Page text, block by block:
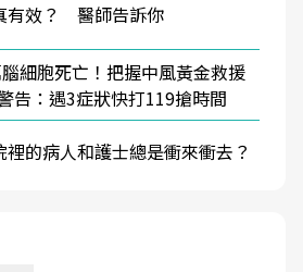
有效？ 醫師告訴你
細胞死亡！把握中風黃金救援
告：遇3症狀快打119搶時間
裡的病人和護士總是衝來衝去？